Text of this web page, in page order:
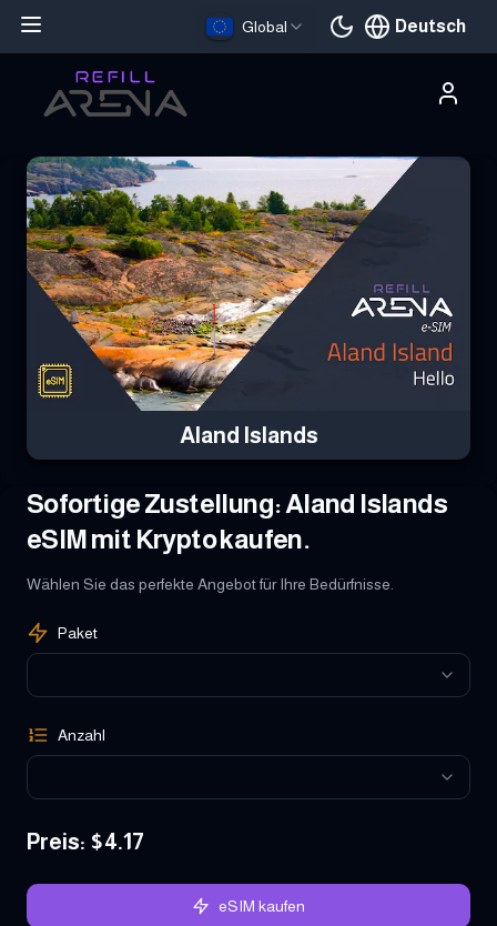
Global Deutsch
Aktuelle Sprache
Aland Islands
Sofortige Zustellung: Aland Islands
eSIM mit Krypto kaufen.
Wählen Sie das perfekte Angebot für Ihre Bedürfnisse.
Paket
Anzahl
Preis: $4.17
eSIM kaufen